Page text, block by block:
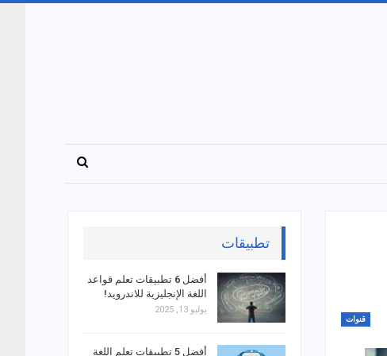
قنوات
تطبيقات
أفضل 6 تطبيقات تعلم قواعد
اللغة الإنجليزية للاندرويد!
يوليو 13, 2025
أفضل 5 تطبيقات تعلم اللغة